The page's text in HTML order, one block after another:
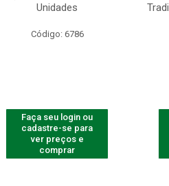
Unidades
Código: 6786
Faça seu login ou
cadastre-se para
ver preços e
comprar